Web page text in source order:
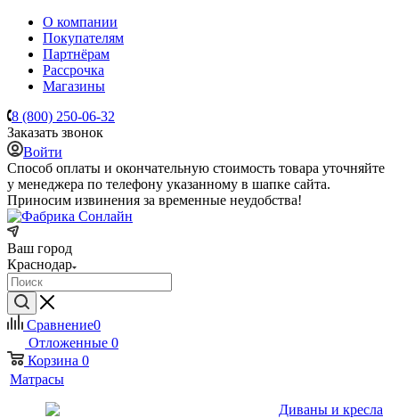
О компании
Покупателям
Партнёрам
Рассрочка
Магазины
8 (800) 250-06-32
Заказать звонок
Войти
Способ оплаты и окончательную стоимость товара уточняйте
у менеджера по телефону указанному в шапке сайта.
Приносим извинения за временные неудобства!
Ваш город
Краснодар
Сравнение0
Отложенные 0
Корзина 0
Матрасы
Диваны и кресла